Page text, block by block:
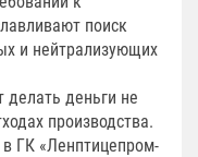
поиск
и нейтрализующих
делать деньги не
производства.
ГК «Ленптицепром-